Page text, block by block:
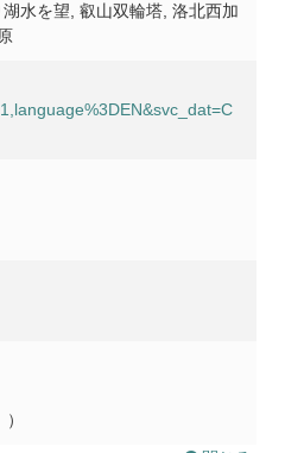
水を望, 叡山双輪塔, 洛北西加